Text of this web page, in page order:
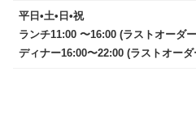
平日•土•日•祝
ランチ11:00 〜16:00 (ラストオーダ
ディナー16:00〜22:00 (ラストオー